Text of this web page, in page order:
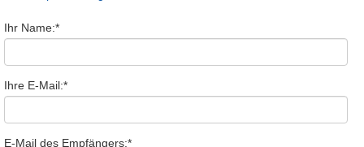
Ihr Name:*
Ihre E-Mail:*
E-Mail des Empfängers:*